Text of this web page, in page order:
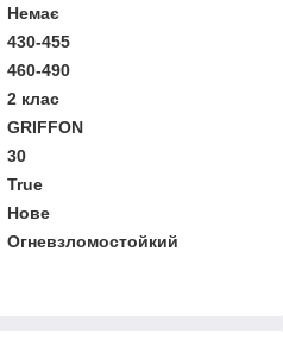
Немає
430-455
460-490
2 клас
GRIFFON
30
True
Нове
Огневзломостойкий